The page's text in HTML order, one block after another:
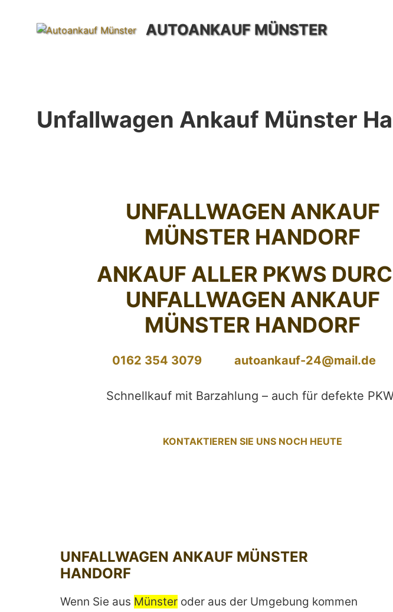
springen
AUTOANKAUF MÜNSTER
Unfallwagen Ankauf Münster
UNFALLWAGEN ANKAUF
MÜNSTER HANDORF
ANKAUF ALLER PKWS
UNFALLWAGEN ANKAUF
MÜNSTER HANDORF
0162 354 3079 autoankauf-24@mail.de
Schnellkauf mit Barzahlung – auch für defekte
KONTAKTIEREN SIE UNS NOCH HEUTE
UNFALLWAGEN ANKAUF MÜNSTER
HANDORF
Wenn Sie aus Münster oder aus der Umgebung kommen